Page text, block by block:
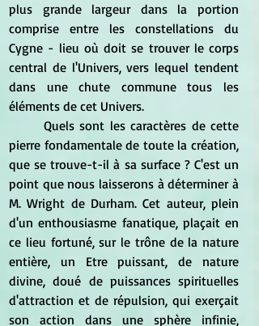
plus grande largeur dans la portion
comprise entre les constellations du
Cygne - lieu où doit se trouver le corps
central de l'Univers, vers lequel tendent
dans une chute commune tous les
éléments de cet Univers.
pierre fondamentale de toute la création,
que se trouve-t-il à sa surface ? C'est un
point que nous laisserons à déterminer à
M. Wright de Durham. Cet auteur, plein
d'un enthousiasme fanatique, plaçait en
ce lieu fortuné, sur le trône de la nature
entière, un Etre puissant, de nature
divine, doué de puissances spirituelles
d'attraction et de répulsion, qui exerçait
son action dans une sphère infinie,